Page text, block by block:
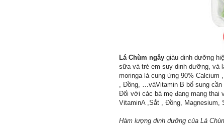
Lá Chùm ngây giàu dinh dưỡng
sữa và trẻ em suy dinh dưỡng, và
moringa là cung ứng 90% Calcium
, Đồng, …vàVitamin B bổ sung cần
Đối với các bà mẹ đang mang thai
VitaminA ,Sắt , Đồng, Magnesium,
Hàm lượng dinh dưỡng của Lá